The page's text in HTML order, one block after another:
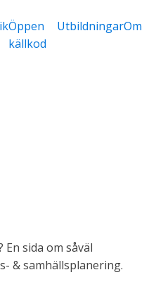
Öppen
källkod
UtbildningarOm
sida om såväl
& samhällsplanering.